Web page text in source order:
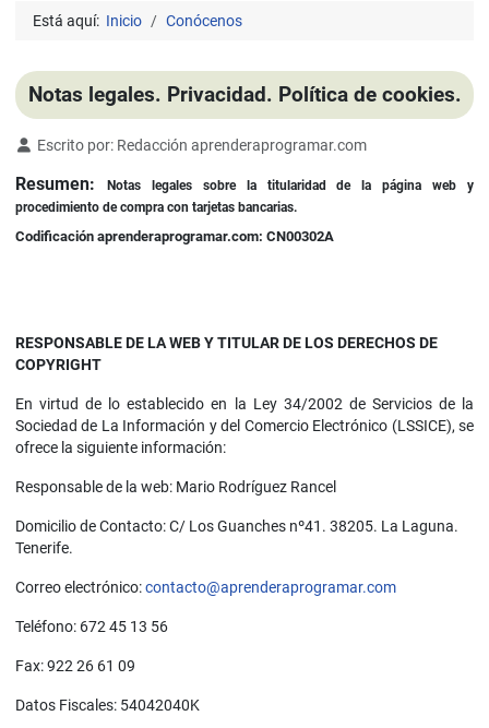
Está aquí: Inicio Conócenos
Notas legales. Privacidad. Política de cookies.
Detalles
Escrito por: Redacción aprenderaprogramar.com
Resumen:
Notas legales sobre la titularidad de la página web y
procedimiento de compra con tarjetas bancarias.
Codificación aprenderaprogramar.com: CN00302A
RESPONSABLE DE LA WEB Y TITULAR DE LOS DERECHOS DE
COPYRIGHT
En virtud de lo establecido en la Ley 34/2002 de Servicios de la
Sociedad de La Información y del Comercio Electrónico (LSSICE), se
ofrece la siguiente información:
Responsable de la web: Mario Rodríguez Rancel
Domicilio de Contacto: C/ Los Guanches nº41. 38205. La Laguna.
Tenerife.
Correo electrónico:contacto@aprenderaprogramar.com
Teléfono: 672 45 13 56
Fax: 922 26 61 09
Datos Fiscales: 54042040K